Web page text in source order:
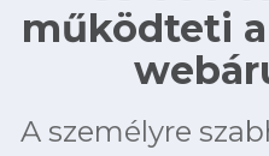
működteti
A személyre